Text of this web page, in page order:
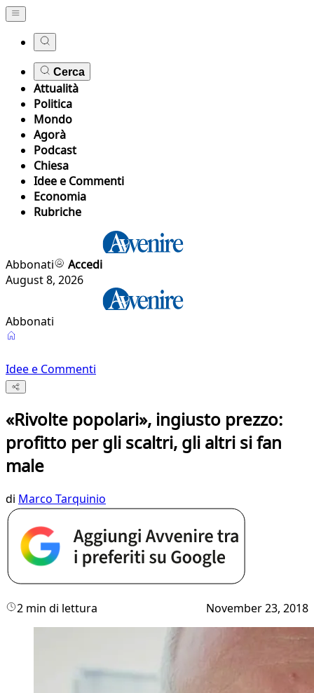
Cerca
Attualità
Politica
Mondo
Agorà
Podcast
Chiesa
Idee e Commenti
Economia
Rubriche
Abbonati
Accedi
August 8, 2026
Abbonati
Idee e Commenti
«Rivolte popolari», ingiusto prezzo:
profitto per gli scaltri, gli altri si fan
male
di Marco Tarquinio
2 min di lettura November 23, 2018